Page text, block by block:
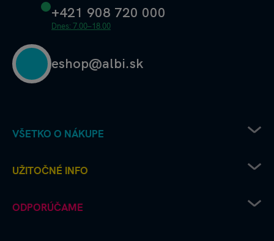
+421 908 720 000
Dnes: 7.00–18.00
eshop@albi.sk
VŠETKO O NÁKUPE
Recenzie a hodnotenia - ako to chodí u nás
Ako vrátim či reklamujem tovar
UŽITOČNÉ INFO
Deň šťastného štvorlístka
ODPORÚČAME